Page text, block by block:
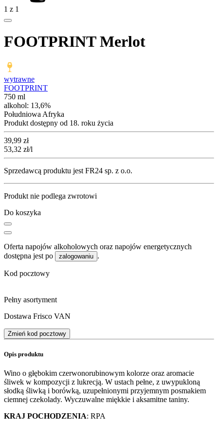
1 z 1
FOOTPRINT Merlot
wytrawne
FOOTPRINT
750 ml
alkohol: 13,6%
Południowa Afryka
Produkt dostępny od 18. roku życia
Cena
39,99 zł
53,32 zł/l
Sprzedawcą produktu jest FR24 sp. z o.o.
Produkt nie podlega zwrotowi
Do koszyka
Oferta napojów alkoholowych oraz napojów energetycznych
dostępna jest po
zalogowaniu .
Kod pocztowy
Pełny asortyment
Dostawa Frisco VAN
Zmień kod pocztowy
Opis produktu
Wino o głębokim czerwonorubinowym kolorze oraz aromacie
śliwek w kompozycji z lukrecją. W ustach pełne, z uwypukloną
słodką śliwką i borówką, uzupełnionymi przyjemnym posmakiem
ciemnej czekolady. Wyczuwalne miękkie i aksamitne taniny.
KRAJ POCHODZENIA: RPA